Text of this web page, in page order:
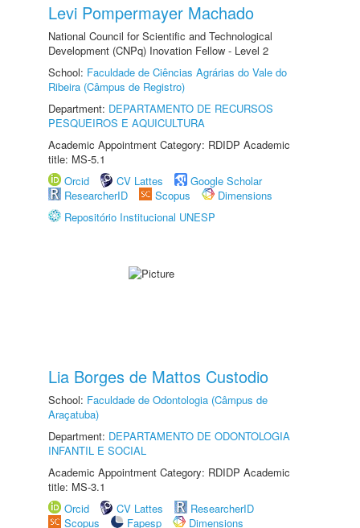
Levi Pompermayer Machado
National Council for Scientific and Technological
Development (CNPq) Inovation Fellow - Level 2
School: Faculdade de Ciências Agrárias do Vale do
Ribeira (Câmpus de Registro)
Department: DEPARTAMENTO DE RECURSOS
PESQUEIROS E AQUICULTURA
Academic Appointment Category: RDIDP Academic
title: MS-5.1
Orcid
CV Lattes
Google Scholar
ResearcherID
Scopus
Dimensions
Repositório Institucional UNESP
Lia Borges de Mattos Custodio
School: Faculdade de Odontologia (Câmpus de
Araçatuba)
Department: DEPARTAMENTO DE ODONTOLOGIA
INFANTIL E SOCIAL
Academic Appointment Category: RDIDP Academic
title: MS-3.1
Orcid
CV Lattes
ResearcherID
Scopus
Fapesp Dimensions